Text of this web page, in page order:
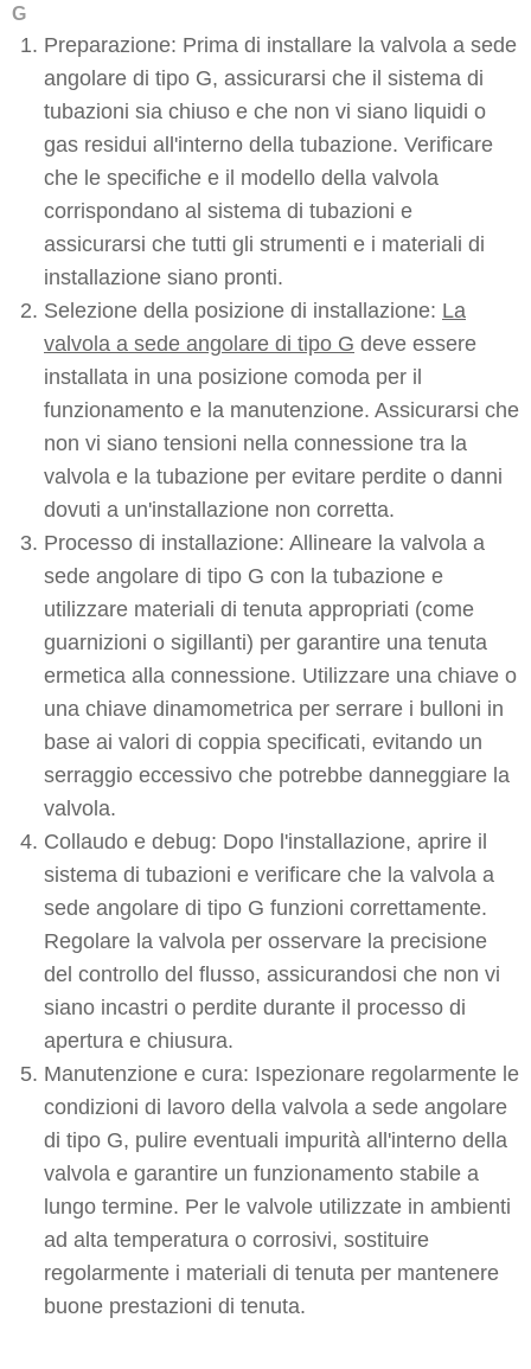
G
Preparazione: Prima di installare la valvola a sede
angolare di tipo G, assicurarsi che il sistema di
tubazioni sia chiuso e che non vi siano liquidi o
gas residui all'interno della tubazione. Verificare
che le specifiche e il modello della valvola
corrispondano al sistema di tubazioni e
assicurarsi che tutti gli strumenti e i materiali di
installazione siano pronti.
Selezione della posizione di installazione: La
valvola a sede angolare di tipo G deve essere
installata in una posizione comoda per il
funzionamento e la manutenzione. Assicurarsi che
non vi siano tensioni nella connessione tra la
valvola e la tubazione per evitare perdite o danni
dovuti a un'installazione non corretta.
Processo di installazione: Allineare la valvola a
sede angolare di tipo G con la tubazione e
utilizzare materiali di tenuta appropriati (come
guarnizioni o sigillanti) per garantire una tenuta
ermetica alla connessione. Utilizzare una chiave o
una chiave dinamometrica per serrare i bulloni in
base ai valori di coppia specificati, evitando un
serraggio eccessivo che potrebbe danneggiare la
valvola.
Collaudo e debug: Dopo l'installazione, aprire il
sistema di tubazioni e verificare che la valvola a
sede angolare di tipo G funzioni correttamente.
Regolare la valvola per osservare la precisione
del controllo del flusso, assicurandosi che non vi
siano incastri o perdite durante il processo di
apertura e chiusura.
Manutenzione e cura: Ispezionare regolarmente le
condizioni di lavoro della valvola a sede angolare
di tipo G, pulire eventuali impurità all'interno della
valvola e garantire un funzionamento stabile a
lungo termine. Per le valvole utilizzate in ambienti
ad alta temperatura o corrosivi, sostituire
regolarmente i materiali di tenuta per mantenere
buone prestazioni di tenuta.